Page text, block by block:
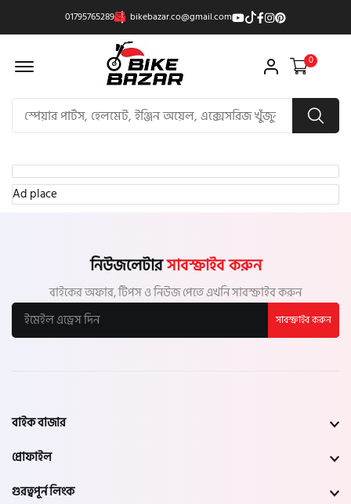
01795765289 bikebazar.co@gmail.com
Offcanvas Menu Open 0
Ad place
নিউজলেটারসাবস্ক্রাইব করুন
বাইকের অফার, টিপস ও নিউজ পেতে এখনি সাবস্ক্রাইব করুন
সাবস্ক্রাইব করুন
বাইক বাজার
প্রোফাইল
গুরত্বপূর্ন লিংক